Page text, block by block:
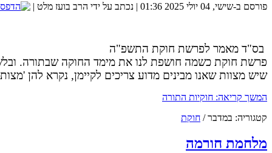
כיצד נוכל להגדיל את הסיכוים שנמצא את הזיווג
פורסם ב-שישי, 04 יולי 2025 01:36 | נכתב על ידי הרב בועז מלט |
בס"ד מאמר לפרשת חוקת התשפ"ה
פרשת חוקת כשמה חושפת לנו את מימד החוקה שבתורה.
שיש מצוות שאנו מבינים מדוע צריכים לקיימן, נקרא להן
המשך קריאה: חוקיות התורה
קטגוריה: במדבר/ חוקת
מלחמת חורמה